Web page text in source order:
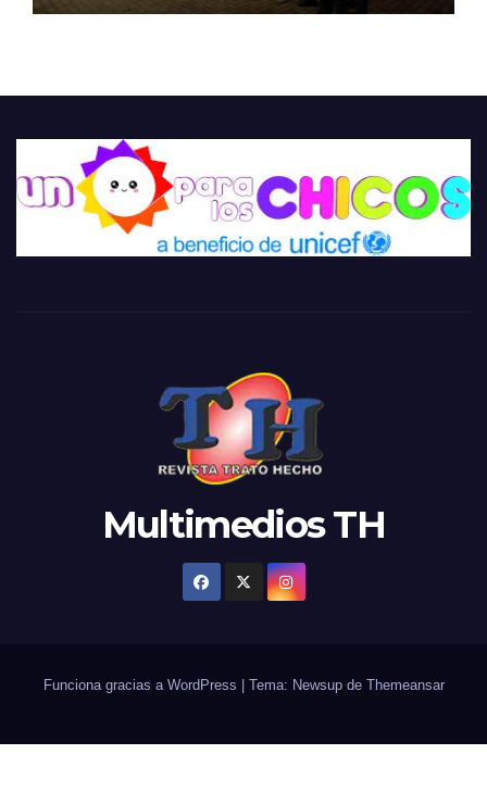
Multimedios TH
Funciona gracias a WordPress Tema: Newsup de Themeansar